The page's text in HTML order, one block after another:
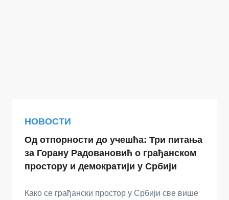
НОВОСТИ
Од отпорности до учешћа: Три питања
за Горану Радовановић о грађанском
простору и демократији у Србији
Како се грађански простор у Србији све више